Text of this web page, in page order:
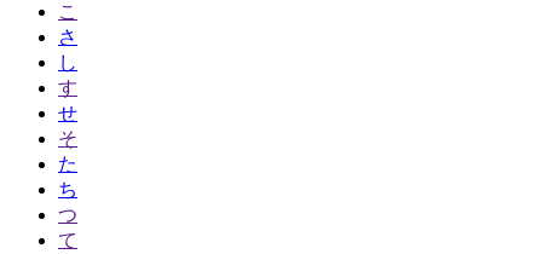
こ
さ
し
す
せ
そ
た
ち
つ
て